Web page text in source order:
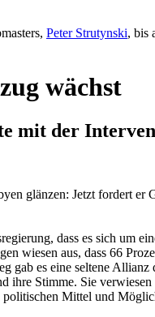
Peter Strutynski, bis
wächst
mit der
glänzen: Jetzt fordert
dass es sich um
wiesen aus, dass 66
gab es eine seltene
ihre Stimme. Sie
Mittel und